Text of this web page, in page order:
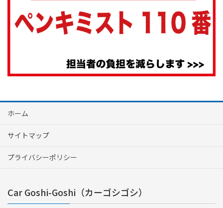
ホーム
サイトマップ
プライバシーポリシー
Car Goshi-Goshi（カーゴシゴシ）